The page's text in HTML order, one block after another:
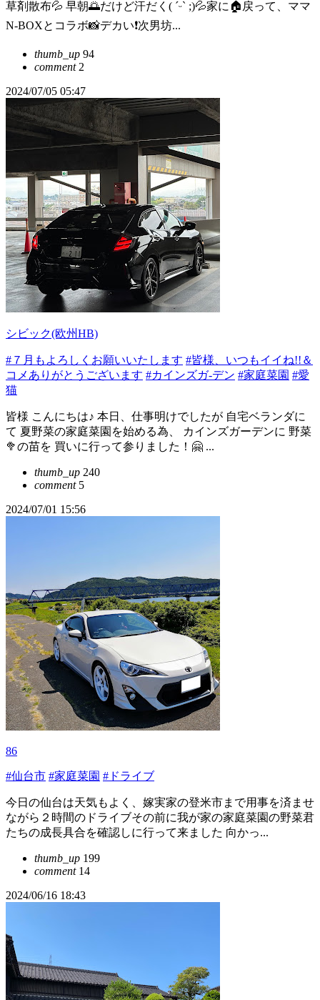
草剤散布💦 早朝🌅だけど汗だく( ˊᵕˋ ;)💦家に🏠戻って、ママ
N-BOXとコラボ📸デカい❗次男坊...
thumb_up 94
comment2
2024/07/05 05:47
シビック(欧州HB)
#７月もよろしくお願いいたします #皆様、いつもイイね!!＆
コメありがとうございます #カインズガ-デン #家庭菜園 #愛
猫
皆様 こんにちは♪ 本日、仕事明けでしたが 自宅ベランダに
て 夏野菜の家庭菜園を始める為、 カインズガーデンに 野菜
🥦の苗を 買いに行って参りました！🤗 ...
thumb_up 240
comment5
2024/07/01 15:56
86
#仙台市 #家庭菜園 #ドライブ
今日の仙台は天気もよく、嫁実家の登米市まで用事を済ませ
ながら２時間のドライブその前に我が家の家庭菜園の野菜君
たちの成長具合を確認しに行って来ました 向かっ...
thumb_up 199
comment14
2024/06/16 18:43